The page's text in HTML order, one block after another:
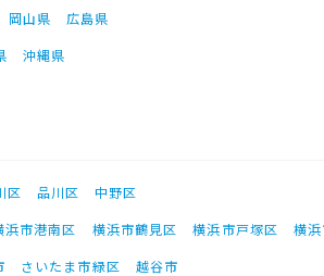
岡山県
広島県
沖縄県
区 品川区
中野区
浜市港南区 横浜市鶴見区 横浜市戸塚区
横
さいたま市緑区
越谷市